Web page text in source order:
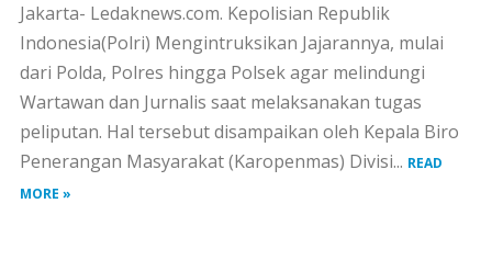
Jakarta- Ledaknews.com. Kepolisian Republik
Indonesia(Polri) Mengintruksikan Jajarannya, mulai
dari Polda, Polres hingga Polsek agar melindungi
Wartawan dan Jurnalis saat melaksanakan tugas
peliputan. Hal tersebut disampaikan oleh Kepala Biro
Penerangan Masyarakat (Karopenmas) Divisi... READ
MORE »